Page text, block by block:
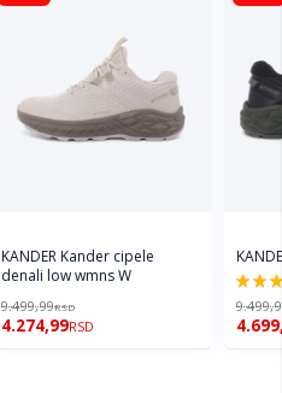
KANDER Kander cipele
denali low wmns W
9.499,99RSD
4.274,99RSD
100%